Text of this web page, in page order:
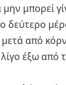
μπορεί
δεύτερο
από
έξω